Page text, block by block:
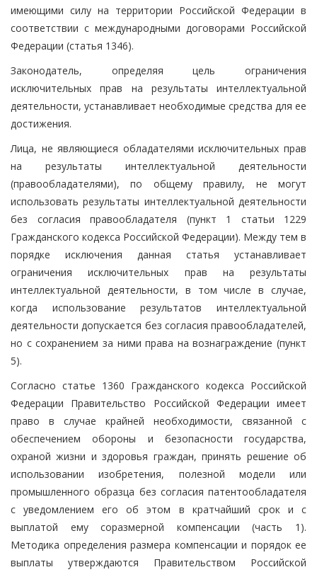
имеющими силу на территории Российской Федерации в
соответствии с международными договорами Российской
Федерации (статья 1346).
Законодатель, определяя цель ограничения
исключительных прав на результаты интеллектуальной
деятельности, устанавливает необходимые средства для ее
достижения.
Лица, не являющиеся обладателями исключительных прав
на результаты интеллектуальной деятельности
(правообладателями), по общему правилу, не могут
использовать результаты интеллектуальной деятельности
без согласия правообладателя (пункт 1 статьи 1229
Гражданского кодекса Российской Федерации). Между тем в
порядке исключения данная статья устанавливает
ограничения исключительных прав на результаты
интеллектуальной деятельности, в том числе в случае,
когда использование результатов интеллектуальной
деятельности допускается без согласия правообладателей,
но с сохранением за ними права на вознаграждение (пункт
5).
Согласно статье 1360 Гражданского кодекса Российской
Федерации Правительство Российской Федерации имеет
право в случае крайней необходимости, связанной с
обеспечением обороны и безопасности государства,
охраной жизни и здоровья граждан, принять решение об
использовании изобретения, полезной модели или
промышленного образца без согласия патентообладателя
с уведомлением его об этом в кратчайший срок и с
выплатой ему соразмерной компенсации (часть 1).
Методика определения размера компенсации и порядок ее
выплаты утверждаются Правительством Российской